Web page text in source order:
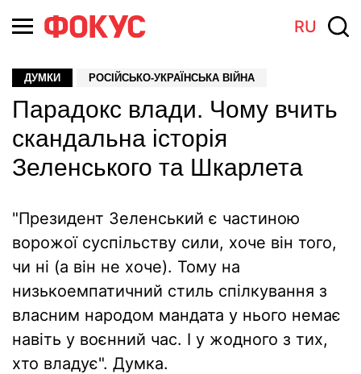
RU
ДУМКИ РОСІЙСЬКО-УКРАЇНСЬКА ВІЙНА
Парадокс влади. Чому вчить
скандальна історія
Зеленського та Шкарлета
"Президент Зеленський є частиною
ворожої суспільству сили, хоче він того,
чи ні (а він не хоче). Тому на
низькоемпатичний стиль спілкування з
власним народом мандата у нього немає
навіть у воєнний час. І у жодного з тих,
хто владує". Думка.